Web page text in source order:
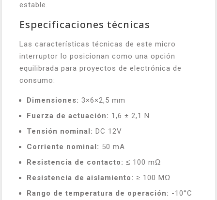
estable.
Especificaciones técnicas
Las características técnicas de este micro
interruptor lo posicionan como una opción
equilibrada para proyectos de electrónica de
consumo:
Dimensiones: 3×6×2,5 mm
Fuerza de actuación: 1,6 ± 2,1 N
Tensión nominal: DC 12V
Corriente nominal: 50 mA
Resistencia de contacto: ≤ 100 mΩ
Resistencia de aislamiento: ≥ 100 MΩ
Rango de temperatura de operación: -10°C